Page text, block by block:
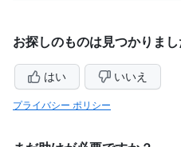
お探しのものは見つかりま
はい いいえ
プライバシー ポリシー